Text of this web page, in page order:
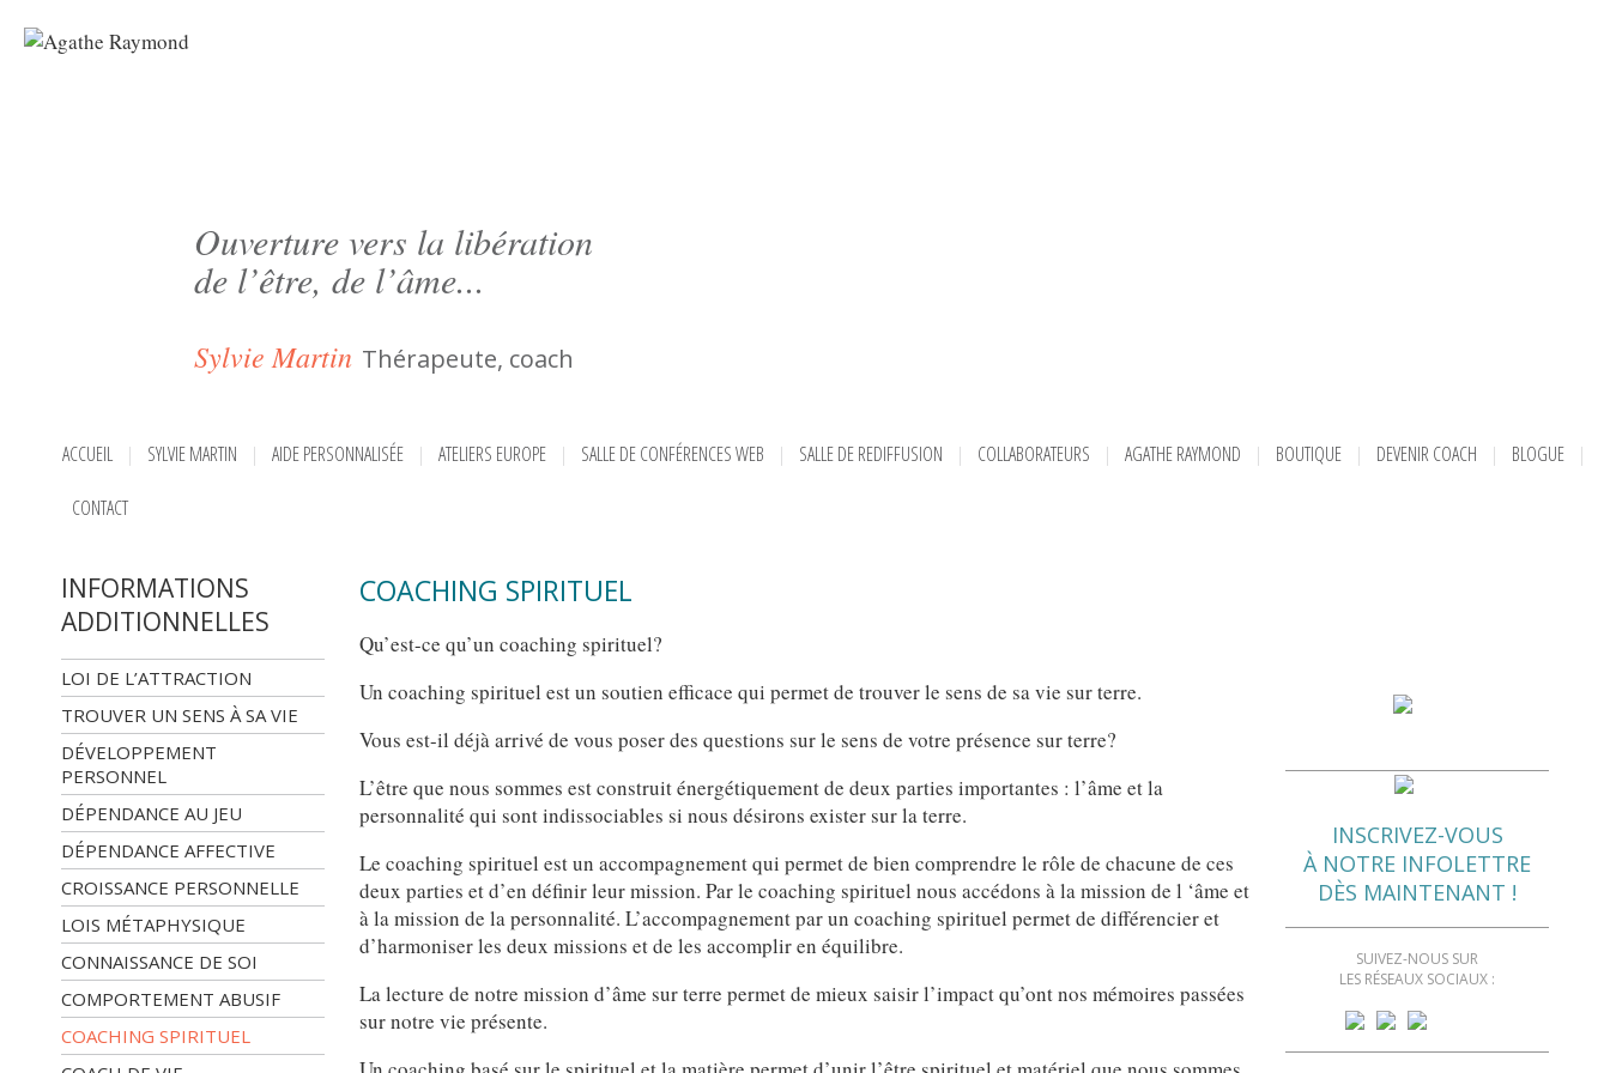
Ouverture vers la libération
de l’être, de l’âme...
Sylvie Martin Thérapeute, coach
ACCUEIL SYLVIE MARTIN AIDE PERSONNALISÉE ATELIERS EUROPE SALLE DE CONFÉRENCES WEB SALLE DE REDIFFUSION COLLABORATEURS AGATHE RAYMOND BOUTIQUE DEVENIR COACH BLOGUE
CONTACT
COACHING SPIRITUEL
Qu’est-ce qu’un coaching spirituel?
Un coaching spirituel est un soutien efficace qui permet de trouver le sens de sa vie sur terre.
Vous est-il déjà arrivé de vous poser des questions sur le sens de votre présence sur terre?
L’être que nous sommes est construit énergétiquement de deux parties importantes : l’âme et la
personnalité qui sont indissociables si nous désirons exister sur la terre.
Le coaching spirituel est un accompagnement qui permet de bien comprendre le rôle de chacune de ces
deux parties et d’en définir leur mission. Par le coaching spirituel nous accédons à la mission de l ‘âme et
à la mission de la personnalité. L’accompagnement par un coaching spirituel permet de différencier et
d’harmoniser les deux missions et de les accomplir en équilibre.
La lecture de notre mission d’âme sur terre permet de mieux saisir l’impact qu’ont nos mémoires passées
sur notre vie présente.
INFORMATIONS
ADDITIONNELLES
LOI DE L’ATTRACTION
TROUVER UN SENS À SA VIE
DÉVELOPPEMENT
PERSONNEL
DÉPENDANCE AU JEU
DÉPENDANCE AFFECTIVE
CROISSANCE PERSONNELLE
LOIS MÉTAPHYSIQUE
CONNAISSANCE DE SOI
COMPORTEMENT ABUSIF
COACHING SPIRITUEL
INSCRIVEZ-VOUS
À NOTRE INFOLETTRE
DÈS MAINTENANT !
SUIVEZ-NOUS SUR
LES RÉSEAUX SOCIAUX :